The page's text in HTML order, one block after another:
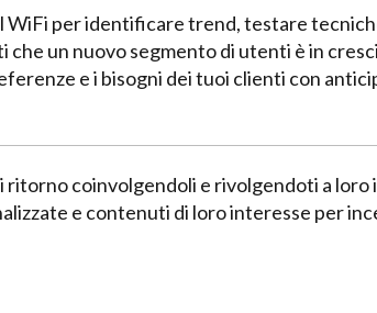
WiFi per identificare trend, testare
un nuovo segmento di utenti è in
e i bisogni dei tuoi clienti con
ritorno coinvolgendoli e rivolgendoti a loro
e contenuti di loro interesse per